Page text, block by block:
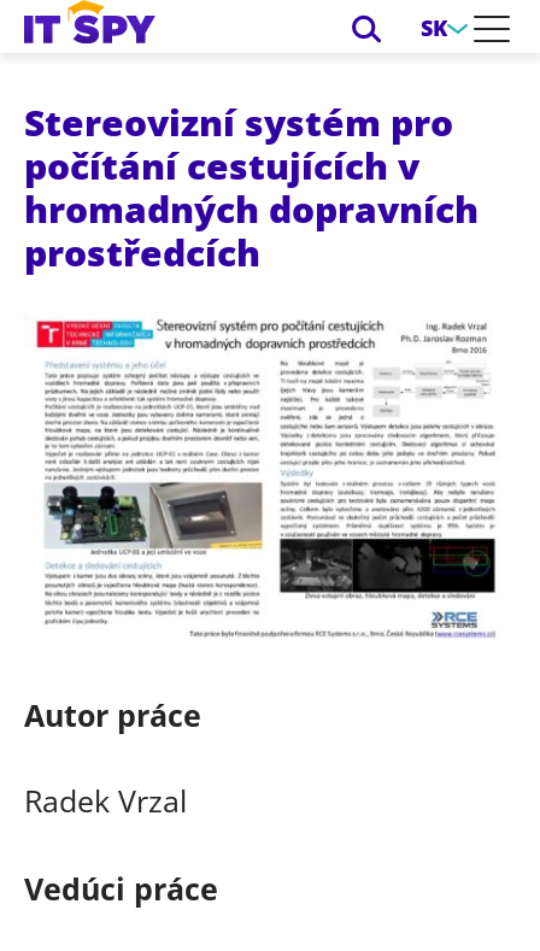
SK
Stereovizní systém pro
počítání cestujících v
hromadných dopravních
prostředcích
Autor práce
Radek Vrzal
Vedúci práce